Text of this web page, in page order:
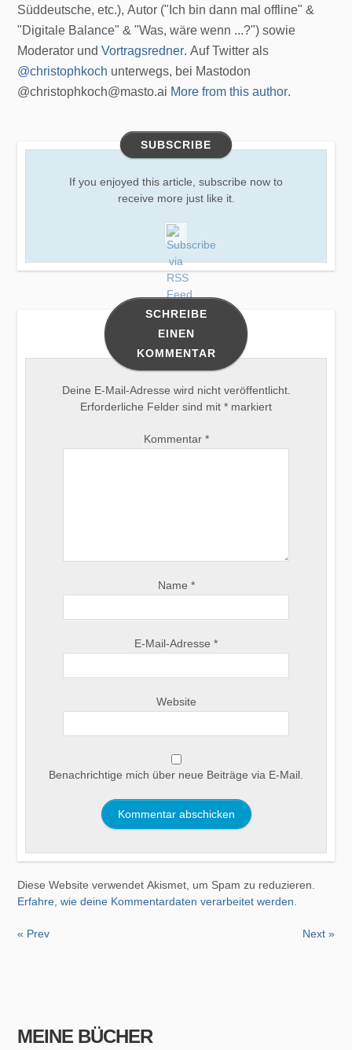
Süddeutsche, etc.), Autor ("Ich bin dann mal offline" &
"Digitale Balance" & "Was, wäre wenn ...?") sowie
Moderator undVortragsredner. Auf Twitter als
@christophkoch unterwegs, bei Mastodon
@christophkoch@masto.ai More from this author.
SUBSCRIBE
If you enjoyed this article, subscribe now to
receive more just like it.
SCHREIBE
EINEN
KOMMENTAR
Deine E-Mail-Adresse wird nicht veröffentlicht.
Erforderliche Felder sind mit * markiert
Kommentar *
Name *
E-Mail-Adresse *
Website
Benachrichtige mich über neue Beiträge via E-Mail.
Diese Website verwendet Akismet, um Spam zu reduzieren.
Erfahre, wie deine Kommentardaten verarbeitet werden.
« Prev Next »
MEINE BÜCHER